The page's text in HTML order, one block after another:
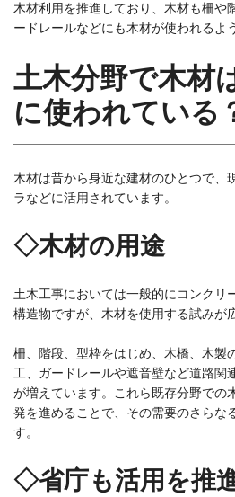
木材利用を推進しており、木材も柵や
ードレールなどにも木材が使われるよ
土木分野で木材
に使われている
木材は昔から身近な建材のひとつで、
ラなどに活用されています。
◇木材の用途
土木工事においては一般的にコンクリ
構造物ですが、木材を使用する試みが
柵、階段、型枠をはじめ、木橋、木製
工、ガードレールや遮音壁など道路関
が増えています。これら既存分野での
発を進めることで、その需要のさらな
す。
◇省庁も活用を推